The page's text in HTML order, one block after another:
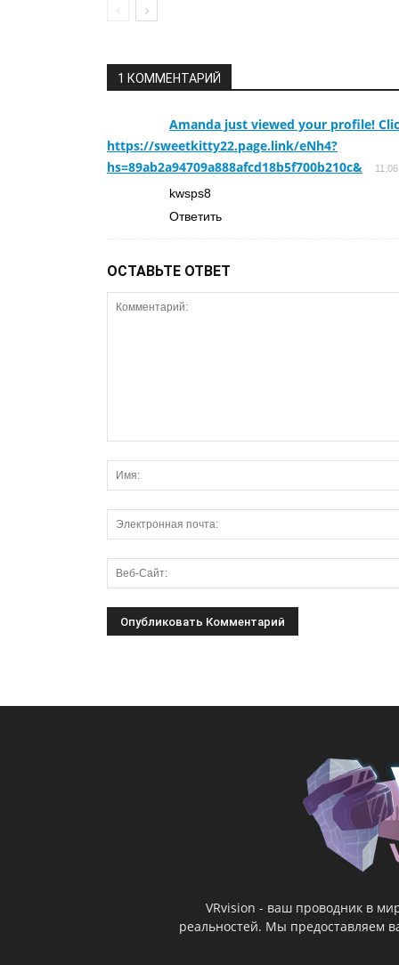
1 КОММЕНТАРИЙ
Amanda just viewed your profile!
https://sweetkitty22.page.link/eNh4?
hs=89ab2a94709a888afcd18b5f700b210c&
kwsps8
Ответить
ОСТАВЬТЕ ОТВЕТ
VRvision - ваш проводник в
реальностей. Мы предоставляем